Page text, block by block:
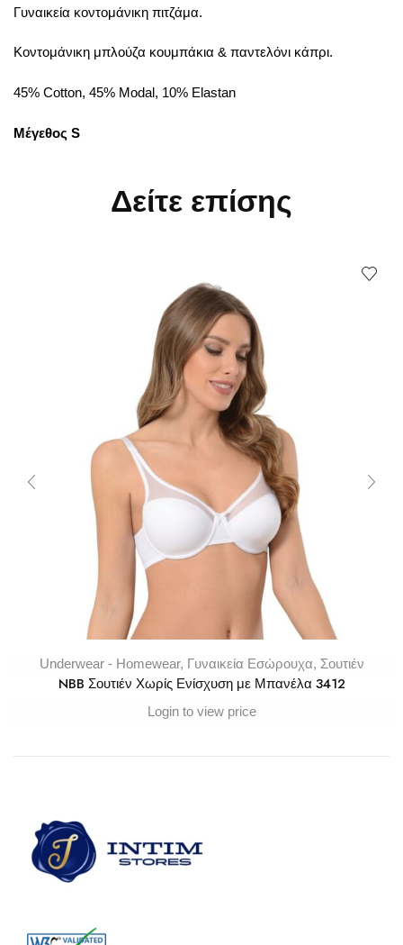
Γυναικεία κοντομάνικη πιτζάμα.
Κοντομάνικη μπλούζα κουμπάκια & παντελόνι κάπρι.
45% Cotton, 45% Modal, 10% Elastan
Μέγεθος S
Δείτε επίσης
Underwear - Homewear, Γυναικεία Εσώρουχα, Σουτιέν
NBB Σουτιέν Χωρίς Ενίσχυση με Μπανέλα 3412
Login to view price